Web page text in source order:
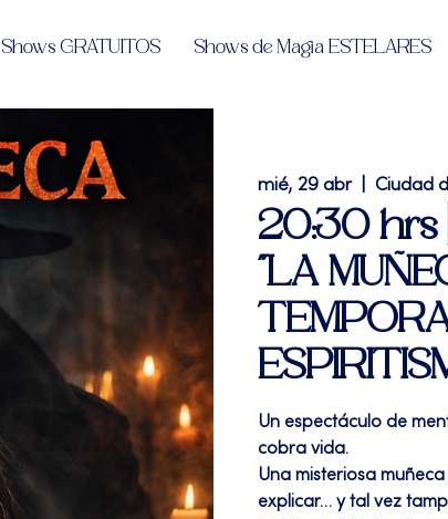
Shows GRATUITOS Shows de Magia ESTELARES
mié, 29 abr
  |
Ciudad
20:30 hrs
"LA
Un espectáculo de
cobra vida.
Una misteriosa
explicar… y tal vez